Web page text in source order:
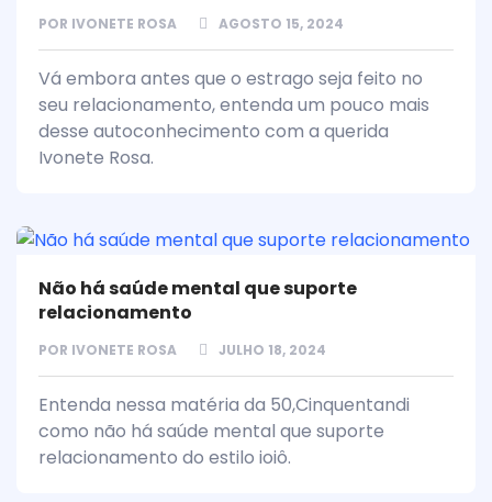
POR IVONETE ROSA AGOSTO 15, 2024
Vá embora antes que o estrago seja feito no
seu relacionamento, entenda um pouco mais
desse autoconhecimento com a querida
Ivonete Rosa.
Não há saúde mental que suporte
relacionamento
POR IVONETE ROSA JULHO 18, 2024
Entenda nessa matéria da 50,Cinquentandi
como não há saúde mental que suporte
relacionamento do estilo ioiô.